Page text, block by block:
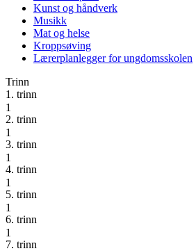
Kunst og håndverk
Musikk
Mat og helse
Kroppsøving
Lærerplanlegger for ungdomsskolen
Trinn
1. trinn
1
2. trinn
1
3. trinn
1
4. trinn
1
5. trinn
1
6. trinn
1
7. trinn